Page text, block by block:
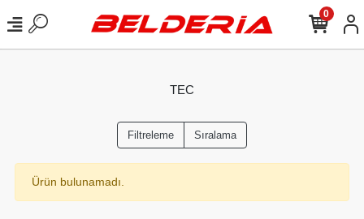
0
TEC
Filtreleme Sıralama
Ürün bulunamadı.